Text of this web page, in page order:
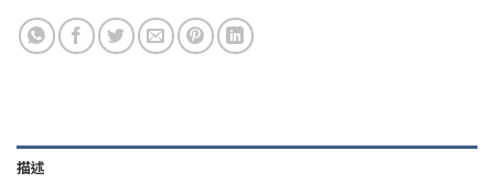
描述